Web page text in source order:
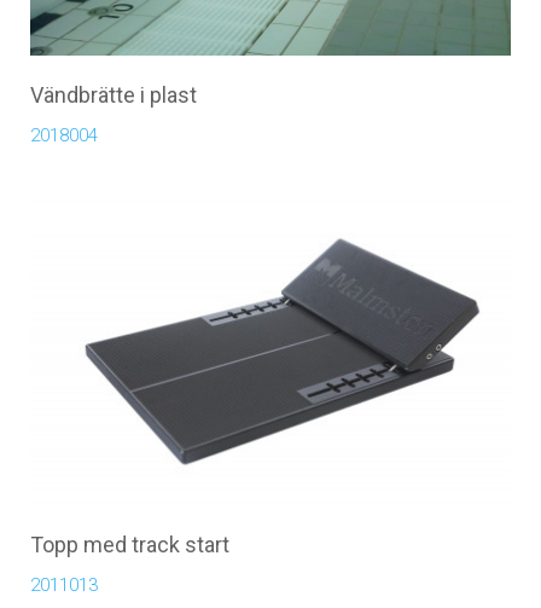
Vändbrätte i plast
2018004
Topp med track start
2011013